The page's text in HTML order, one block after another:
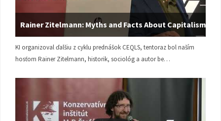
Rainer Zitelmann: Myths and Facts About Capitalism
KI organizoval ďalšiu z cyklu prednášok CEQLS, tentoraz bol naším
hosťom Rainer Zitelmann, historik, sociológ a autor be…